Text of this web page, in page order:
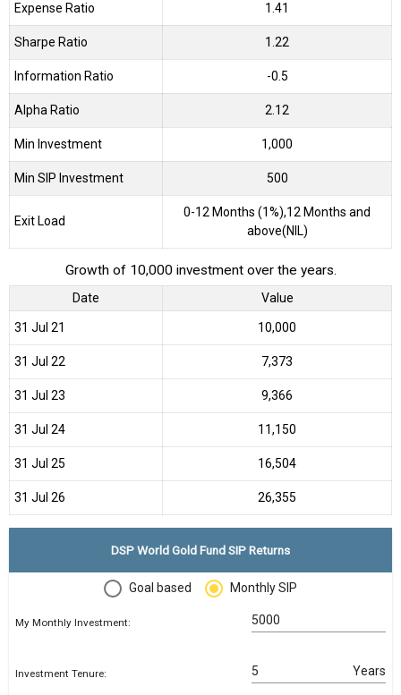
Expense Ratio 1.41
Sharpe Ratio 1.22
Information Ratio -0.5
Alpha Ratio 2.12
Min Investment 1,000
Min SIP Investment 500
Exit Load
0-12 Months (1%),12 Months and
above(NIL)
Growth of 10,000 investment over the years.
Date Value
31 Jul 21 ₹10,000
31 Jul 22 ₹7,373
31 Jul 23 ₹9,366
31 Jul 24 ₹11,150
31 Jul 25 ₹16,504
31 Jul 26 ₹26,355
DSP World Gold Fund SIP Returns
Goal based Monthly SIP
My Monthly Investment:
Investment Tenure: Years